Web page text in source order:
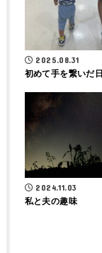
2025.08.31
初めて手を繋いだ日
2024.11.03
私と夫の趣味